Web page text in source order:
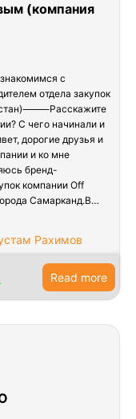
(компания
с
отдела закупок
С чего начинали и
дорогие друзья и
и ко мне
бренд-
компании Off
Самарканд.В…
Рахимов
Read more